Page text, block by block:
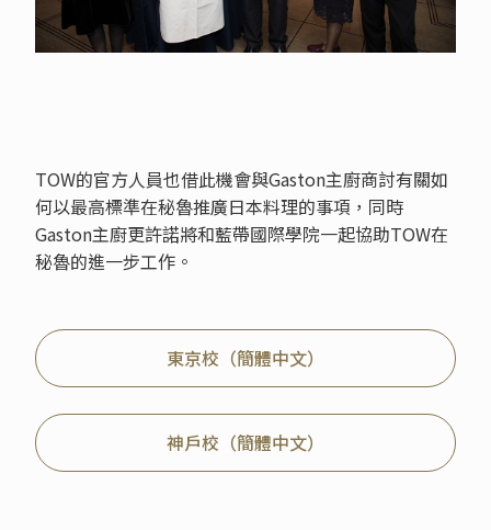
TOW的官方人員也借此機會與Gaston主廚商討有關如
何以最高標準在秘魯推廣日本料理的事項，同時
Gaston主廚更許諾將和藍帶國際學院一起協助TOW在
秘魯的進一步工作。
東京校（簡體中文）
神戶校（簡體中文）